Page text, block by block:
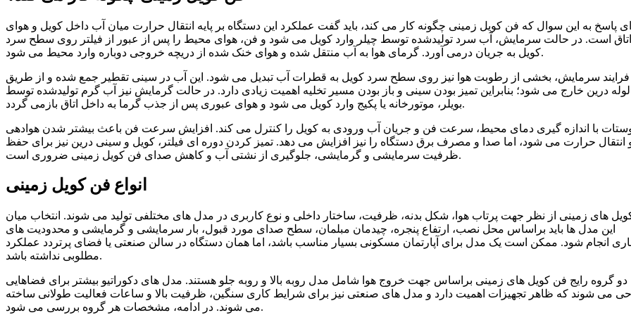
پاسخ به این سوال که فن کویل زمینی چگونه کار می کند، باید گفت عملکرد این دستگاه بر پایه انتقال حرارت میان آب داخل کویل و هوای
اتاق است. در حالت سرمایش، آب سرد تولیدشده توسط چیلر وارد کویل می شود و فن، هوای محیط را پس از عبور از فیلتر روی سطح سرد
کویل به جریان درمی آورد. گرمای هوا به آب منتقل شده و هوای خنک شده از دریچه خروجی دوباره وارد محیط می شود.
فرایند سرمایش، بخشی از رطوبت هوا نیز روی سطح سرد کویل به قطرات آب تبدیل می شود. این آب در سینی تقطیر جمع شده و از طریق
لوله درین خارج می شود؛ بنابراین تمیز بودن سینی و باز بودن مسیر تخلیه اهمیت زیادی دارد. در حالت گرمایش نیز آب گرم تولیدشده توسط
بویلر، موتورخانه یا پکیج وارد کویل می شود و هوای عبوری پس از جذب گرما به داخل اتاق بازمی گردد.
با اندازه گیری دمای محیط، سرعت فن و جریان آب ورودی به کویل را کنترل می کند. افزایش سرعت فن باعث بیشتر شدن هوادهی
انتقال حرارت می شود، اما صدا و مصرف برق دستگاه را نیز افزایش می دهد. تمیز کردن دوره ای فیلتر، کویل و سینی درین نیز برای حفظ
ظرفیت سرمایشی و گرمایشی، جلوگیری از نشتی آب و کاهش صدای فن کویل زمینی ضروری است.
انواع فن کویل زمینی
های زمینی از نظر جهت پرتاب هوا، شکل بدنه، ظرفیت، ساختار داخلی و نوع کاربری در مدل های مختلفی تولید می شوند. انتخاب میان
این مدل ها باید براساس محل نصب، ارتفاع پنجره، چیدمان مبلمان، سطح صدای مورد قبول، بار سرمایشی و گرمایشی و محدودیت های
انجام شود. ممکن است یک مدل برای آپارتمان مسکونی بسیار مناسب باشد، اما همان دستگاه در سالن صنعتی یا فضای پرتردد عملکرد
مطلوبی نداشته باشد.
دو گروه رایج فن کویل های زمینی براساس جهت خروج هوا شامل مدل روبه بالا و روبه جلو هستند. مدل های دکوراتیو بیشتر برای فضاهایی
می شوند که ظاهر تجهیزات اهمیت دارد و مدل های صنعتی نیز برای شرایط کاری سنگین، ظرفیت بالا و ساعات فعالیت طولانی ساخته
می شوند. در ادامه، مشخصات هر گروه بررسی می شود.